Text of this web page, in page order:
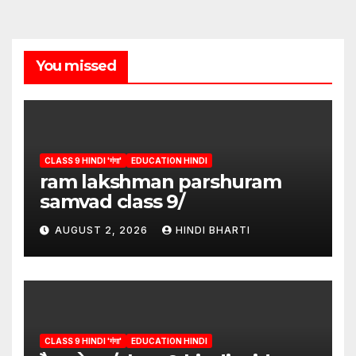
You missed
CLASS 9 HINDI 'गंगा' EDUCATION HINDI
ram lakshman parshuram
samvad class 9/
AUGUST 2, 2026 HINDI BHARTI
CLASS 9 HINDI 'गंगा' EDUCATION HINDI